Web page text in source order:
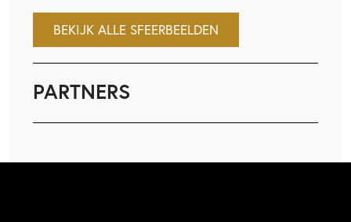
BEKIJK ALLE SFEERBEELDEN
PARTNERS